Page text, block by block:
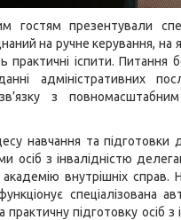
гостям презентували
на ручне керування, на
практичні іспити. Питання
адміністративних
з повномасштабним
навчання та підготовки
осіб з інвалідністю
внутрішніх справ.
спеціалізована
підготовку осіб з